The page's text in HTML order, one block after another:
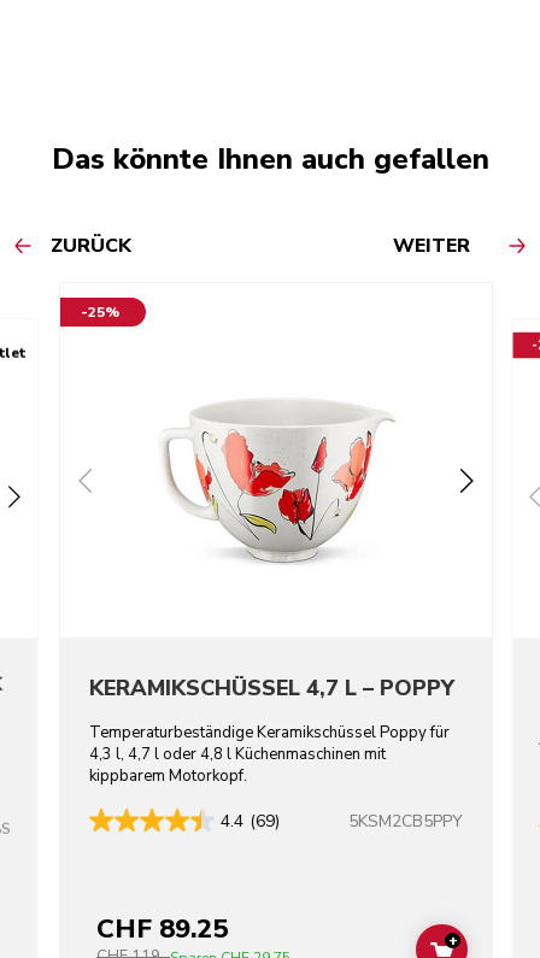
Das könnte Ihnen auch gefallen
ZURÜCK WEITER
-25%
KERAMIKSCHÜSSEL 4,7 L – POPPY
Temperaturbeständige Keramikschüssel Poppy für
4,3 l, 4,7 l oder 4,8 l Küchenmaschinen mit
kippbarem Motorkopf.
4.4 (69) 5KSM2CB5PPY
CHF 89.25 +
-